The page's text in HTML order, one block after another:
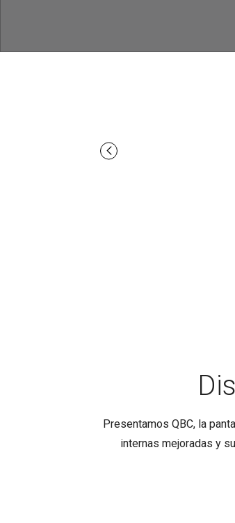
Presentamos QBC, la
internas mejoradas y